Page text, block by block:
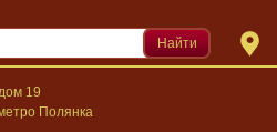
19
Полянка
Найти